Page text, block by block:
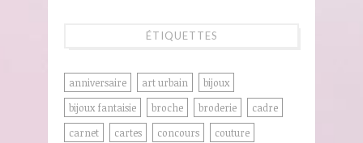
ÉTIQUETTES
anniversaire art urbain
bijoux
bijoux fantaisie
broche broderie
cadre
carnet
cartes concours
couture